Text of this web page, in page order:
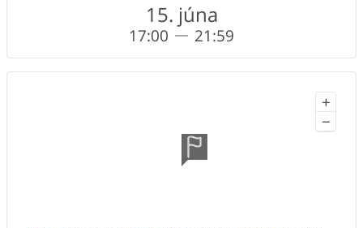
15. júna
17:00 21:59
+
−